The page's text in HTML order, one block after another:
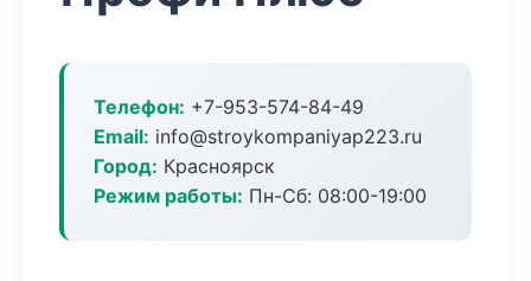
Телефон: +7-953-574-84-49
Email: info@stroykompaniyap223.ru
Город: Красноярск
Режим работы: Пн-Сб: 08:00-19:00